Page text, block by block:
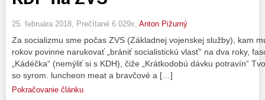
25. februára 2018, Prečítané 6 029x, Anton Pižurný
Za socializmu sme počas ZVS (Základnej vojenskej služby), kam
rokov povinne narukovať „brániť socialistickú vlasť“ na dva roky,
„Kádéčka“ (nemýliť si s KDH), čiže „Krátkodobú dávku potravín“
so syrom. luncheon meat a bravčové a […]
Pokračovanie článku